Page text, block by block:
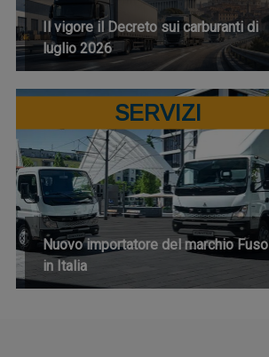
Il vigore il Decreto sui carburanti di
luglio 2026
SERVIZI
Nuovo importatore del marchio Fuso
in Italia